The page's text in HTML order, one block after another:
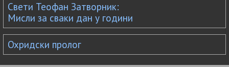
Свети Теофан Затворник:
Мисли за сваки дан у години
Охридски пролог